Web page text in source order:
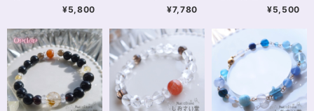
¥5,800 ¥7,780 ¥5,500